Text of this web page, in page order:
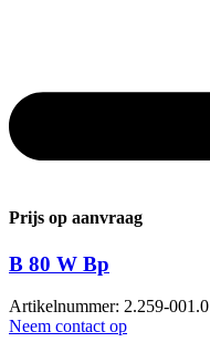
Prijs op aanvraag
B 80 W Bp
Artikelnummer: 2.259-001.0
Neem contact op